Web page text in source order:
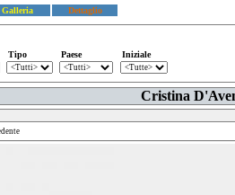
Galleria Dettaglio
Tipo Paese Iniziale
Cristina